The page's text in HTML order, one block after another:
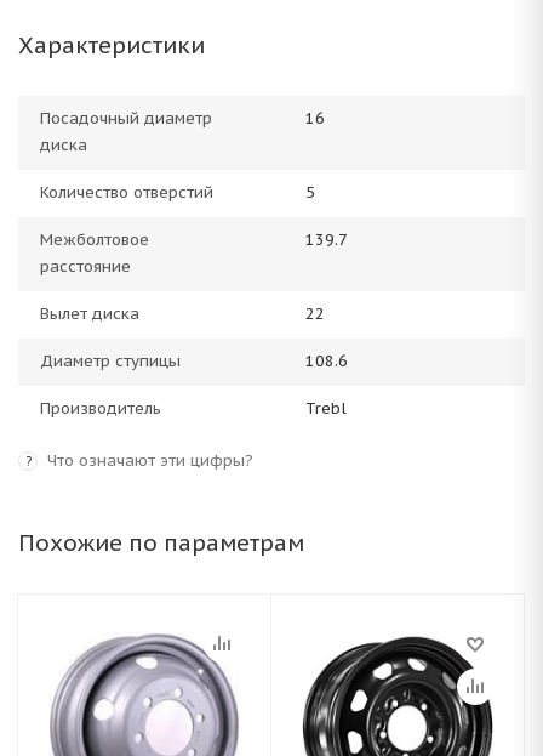
Характеристики
Посадочный диаметр
диска
16
Количество отверстий 5
Межболтовое
расстояние
139.7
Вылет диска 22
Диаметр ступицы 108.6
Производитель Trebl
? Что означают эти цифры?
Похожие по параметрам